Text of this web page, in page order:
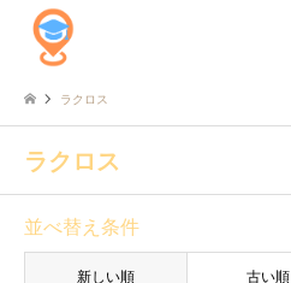
ラクロス
ラクロス
並べ替え条件
新しい順 古い順